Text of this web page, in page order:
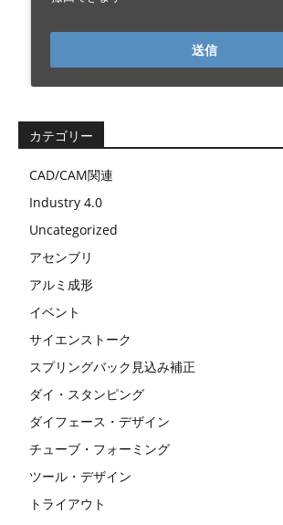
送信
カテゴリー
CAD/CAM関連
Industry 4.0
Uncategorized
アセンブリ
アルミ成形
イベント
サイエンストーク
スプリングバック見込み補正
ダイ・スタンピング
ダイフェース・デザイン
チューブ・フォーミング
ツール・デザイン
トライアウト